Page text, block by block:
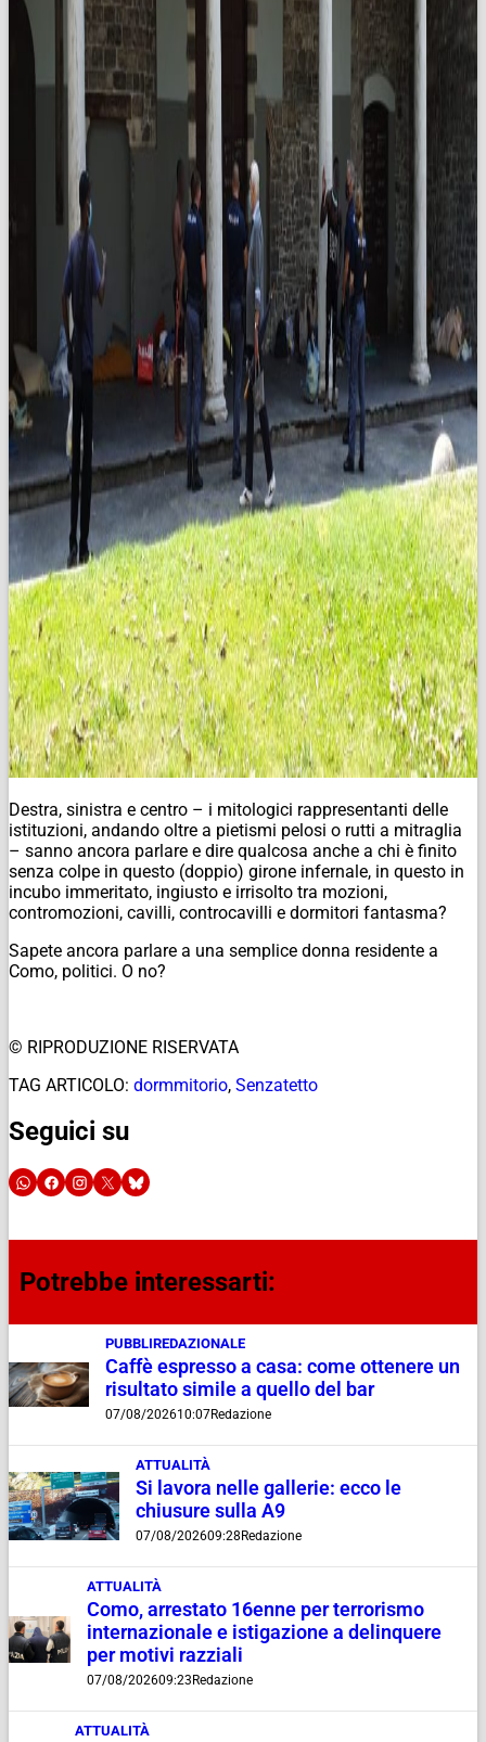
Destra, sinistra e centro – i mitologici rappresentanti delle
istituzioni, andando oltre a pietismi pelosi o rutti a mitraglia
– sanno ancora parlare e dire qualcosa anche a chi è finito
senza colpe in questo (doppio) girone infernale, in questo in
incubo immeritato, ingiusto e irrisolto tra mozioni,
contromozioni, cavilli, controcavilli e dormitori fantasma?
Sapete ancora parlare a una semplice donna residente a
Como, politici. O no?
© RIPRODUZIONE RISERVATA
TAG ARTICOLO: dormmitorio, Senzatetto
Seguici su
Potrebbe interessarti:
PUBBLIREDAZIONALE
Caffè espresso a casa: come ottenere un
risultato simile a quello del bar
07/08/202610:07Redazione
ATTUALITÀ
Si lavora nelle gallerie: ecco le
chiusure sulla A9
07/08/202609:28 Redazione
ATTUALITÀ
Como, arrestato 16enne per terrorismo
internazionale e istigazione a delinquere
per motivi razziali
07/08/202609:23 Redazione
ATTUALITÀ